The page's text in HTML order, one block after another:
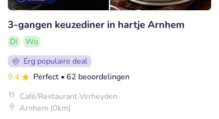
3-gangen keuzediner in hartje Arnhem
Di
Wo
Erg populaire deal
9.4
Perfect • 62 beoordelingen
Café/Restaurant Verheyden
Arnhem (0km)